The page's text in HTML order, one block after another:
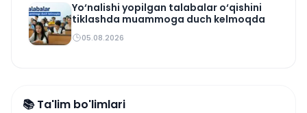
Yo‘nalishi yopilgan talabalar o‘qishini
tiklashda muammoga duch kelmoqda
05.08.2026
📚 Ta'lim bo'limlari